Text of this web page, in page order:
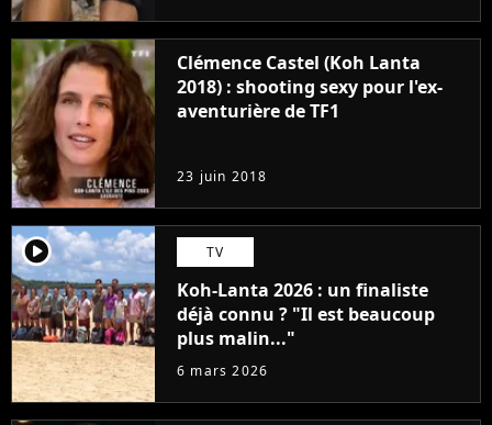
Clémence Castel (Koh Lanta
2018) : shooting sexy pour l'ex-
aventurière de TF1
23 juin 2018
player2 TV
Koh-Lanta 2026 : un finaliste
déjà connu ? "Il est beaucoup
plus malin..."
6 mars 2026